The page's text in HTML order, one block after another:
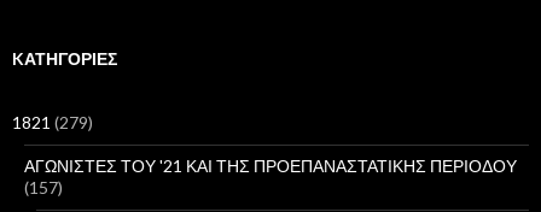
ή
σ
KΑΤΗΓΟΡΊΕΣ
1821 (279)
ΑΓΩΝΙΣΤΕΣ ΤΟΥ '21 ΚΑΙ ΤΗΣ ΠΡΟΕΠΑΝΑΣΤΑΤΙΚΗΣ ΠΕΡΙΟΔΟΥ
(157)